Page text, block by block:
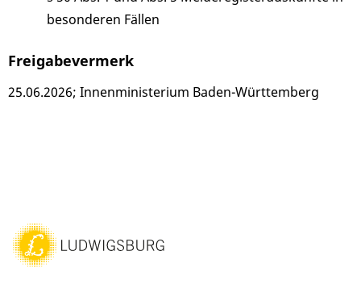
besonderen Fällen
Freigabevermerk
25.06.2026; Innenministerium Baden-Württemberg